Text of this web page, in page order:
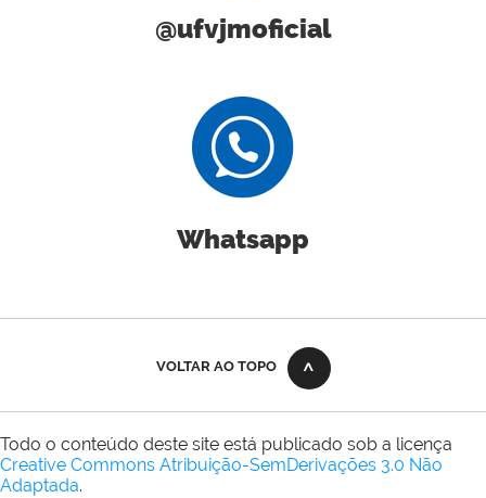
@ufvjmoficial
Whatsapp
VOLTAR AO TOPO
Todo o conteúdo deste site está publicado sob a licença
Creative Commons Atribuição-SemDerivações 3.0 Não
Adaptada.